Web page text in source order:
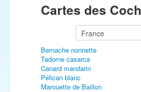
Cartes des
Bernache nonnette
Tadorne casarca
Canard mandarin
Pélican blanc
Marouette de Baillon